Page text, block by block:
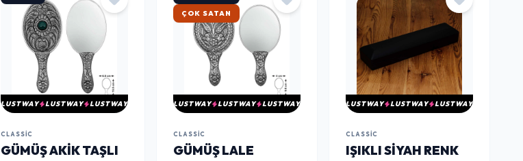
LUSTWAY LUSTWAY LUSTWAY
CLASSIC
GÜMÜŞ AKIK TAŞLI
ÇOK SATAN
LUSTWAY LUSTWAY LUSTWAY
CLASSIC
GÜMÜŞ LALE
LUSTWAY LUSTWAY LUSTWAY
CLASSIC
IŞIKLI SIYAH RENK